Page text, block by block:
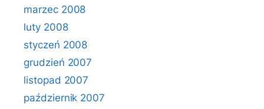
marzec 2008
luty 2008
styczeń 2008
grudzień 2007
listopad 2007
październik 2007